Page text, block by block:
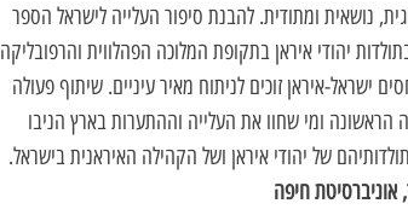
נושאית ומתודית. להבנת סיפור העלייה לישראל הספר
יהודי איראן בתקופת המלוכה הפהלווית והרפובליקה
ישראל-איראן זוכים לניתוח מאיר עיניים. שיתוף פעולה
ומי שחוו את העלייה וההתערות בארץ הניבו
של יהודי איראן ושל הקהילה האיראנית בישראל.
אוניברסיטת חיפה